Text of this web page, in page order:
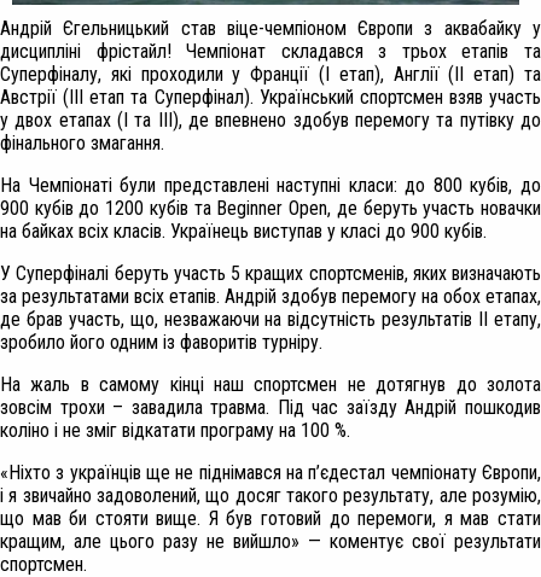
Андрій Єгельницький став віце-чемпіоном Європи з аквабайку у
дисципліні фрістайл! Чемпіонат складався з трьох етапів та
Суперфіналу, які проходили у Франції (І етап), Англії (ІІ етап) та
Австрії (ІІІ етап та Суперфінал). Український спортсмен взяв участь
у двох етапах (І та ІІІ), де впевнено здобув перемогу та путівку до
фінального змагання.
На Чемпіонаті були представлені наступні класи: до 800 кубів, до
900 кубів до 1200 кубів та Beginner Open, де беруть участь новачки
на байках всіх класів. Українець виступав у класі до 900 кубів.
У Суперфіналі беруть участь 5 кращих спортсменів, яких визначають
за результатами всіх етапів. Андрій здобув перемогу на обох етапах,
де брав участь, що, незважаючи на відсутність результатів ІІ етапу,
зробило його одним із фаворитів турніру.
На жаль в самому кінці наш спортсмен не дотягнув до золота
зовсім трохи – завадила травма. Під час заїзду Андрій пошкодив
коліно і не зміг відкатати програму на 100 %.
«Ніхто з українців ще не піднімався на п’єдестал чемпіонату Європи,
і я звичайно задоволений, що досяг такого результату, але розумію,
що мав би стояти вище. Я був готовий до перемоги, я мав стати
кращим, але цього разу не вийшло» — коментує свої результати
спортсмен.